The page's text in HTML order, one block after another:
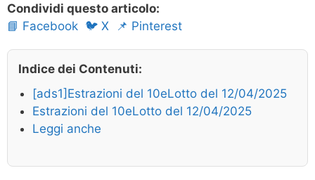
Condividi questo articolo:
📘 Facebook 🐦 X 📌 Pinterest
Indice dei Contenuti:
[ads1]Estrazioni del 10eLotto del 12/04/2025
Estrazioni del 10eLotto del 12/04/2025
Leggi anche